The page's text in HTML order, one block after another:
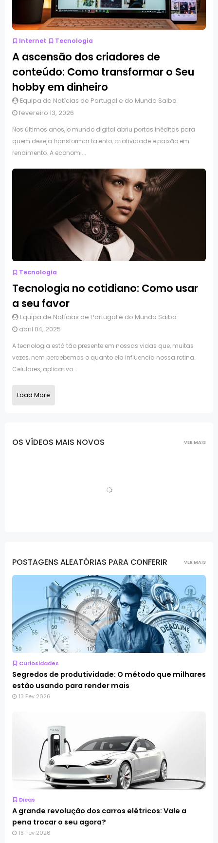
Internet Tecnologia
A ascensão dos criadores de
conteúdo: Como transformar o Seu
hobby em dinheiro
Equipa de Notícias de Portugal e do Mundo Saiba
fevereiro 13, 2026
Nos últimos anos, o mundo digital abriu portas inéditas para
quem deseja transformar talento, criatividade e paixão em
rendimento. A economi...
Tecnologia
Tecnologia no cotidiano: Como usar
a seu favor
Equipa de Notícias de Portugal e do Mundo Saiba
abril 04, 2025
A tecnologia está tão presente em nossas vidas que, muitas
vezes, nem percebemos o quanto ela influencia nossa rotina.
Celulares, aplicativo...
Load More
VER MAIS
OS VÍDEOS MAIS NOVOS
VER MAIS
POSTAGENS ALEATÓRIAS PARA CONFERIR
Curiosidades
Segredos de produtividade: O método que milhares
estão usando para render mais
13 Fev 2026
Dicas
A grande revolução dos carros elétricos: Vale a
pena trocar o seu agora?
13 Fev 2026